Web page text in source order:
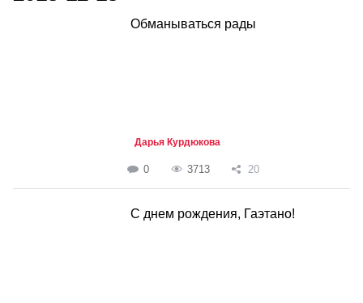
Обманываться рады
Дарья Курдюкова
0 3713 20
С днем рождения, Гаэтано!